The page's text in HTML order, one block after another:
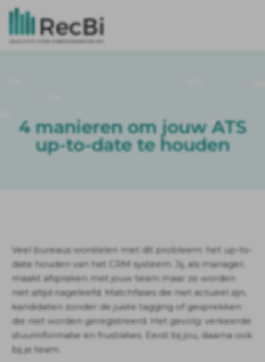
4 manieren om jouw ATS
up-to-date te houden
Veel bureaus worstelen met dit probleem: het up-to-
date houden van het CRM systeem. Jij, als manager,
maakt afspraken met jouw team maar ze worden
niet altijd nageleefd. Matchfases die niet actueel zijn,
kandidaten zonder de juiste tagging of gesprekken
die niet worden geregistreerd. Het gevolg: verkeerde
stuurinformatie en frustraties. Eerst bij jou, daarna ook
bij je team.